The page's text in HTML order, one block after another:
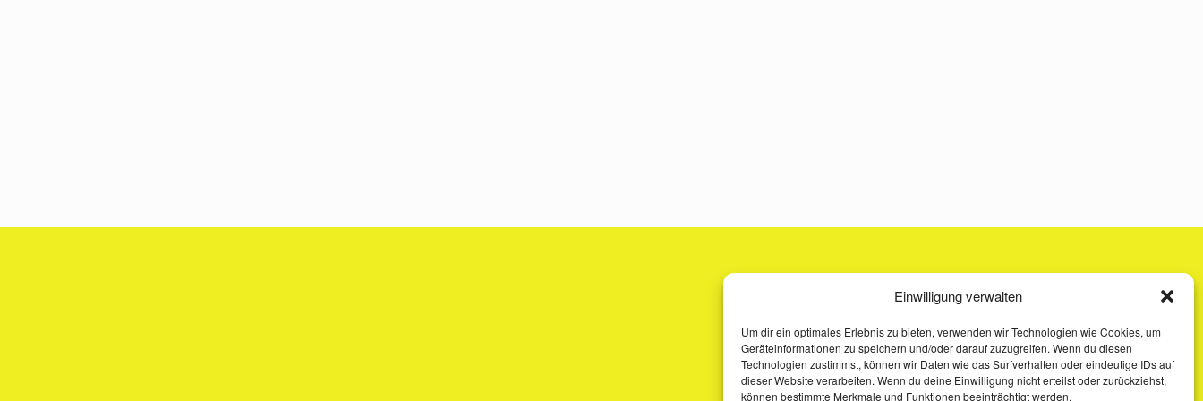
Einwilligung verwalten
Um dir ein optimales Erlebnis zu bieten, verwenden wir Technologien wie Cookies, um
Geräteinformationen zu speichern und/oder darauf zuzugreifen. Wenn du diesen
Technologien zustimmst, können wir Daten wie das Surfverhalten oder eindeutige IDs auf
dieser Website verarbeiten. Wenn du deine Einwilligung nicht erteilst oder zurückziehst,
können bestimmte Merkmale und Funktionen beeinträchtigt werden.